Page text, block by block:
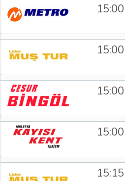
15:00
15:00
15:00
15:00
15:15